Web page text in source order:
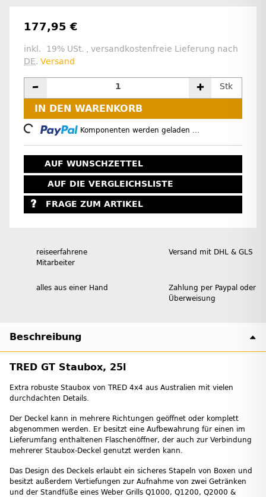
177,95 €
inkl. 19% USt. , versandkostenfreie Lieferung nach
DE. Versand
Stk
IN DEN WARENKORB
Komponenten werden geladen ...
AUF WUNSCHZETTEL
AUF DIE VERGLEICHSLISTE
FRAGE ZUM ARTIKEL
reiseerfahrene
Mitarbeiter
Versand mit DHL & GLS
alles aus einer Hand
Zahlung per Paypal oder
Überweisung
Beschreibung
TRED GT Staubox, 25l
Extra robuste Staubox von TRED 4x4 aus Australien mit vielen
durchdachten Details.
Der Deckel kann in mehrere Richtungen geöffnet oder komplett
abgenommen werden. Er besitzt eine Aufbewahrung für einen im
Lieferumfang enthaltenen Flaschenöffner, der auch zur Verbindung
mehrerer Staubox-Deckel genutzt werden kann.
Das Design des Deckels erlaubt ein sicheres Stapeln von Boxen und
besitzt außerdem Vertiefungen zur Aufnahme von zwei Getränken
und der Standfüße eines Weber Grills Q1000, Q1200, Q2000 &